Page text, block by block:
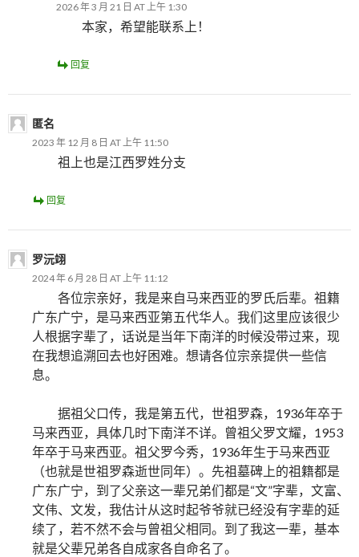
2026 年 3 月 21 日 AT 上午 1:30
本家，希望能联系上！
回复
匿名
2023 年 12 月 8 日 AT 上午 11:50
祖上也是江西罗姓分支
回复
罗沅翊
2024 年 6 月 28 日 AT 上午 11:12
各位宗亲好，我是来自马来西亚的罗氏后辈。祖籍
广东广宁，是马来西亚第五代华人。我们这里应该很少
人根据字辈了，话说是当年下南洋的时候没带过来，现
在我想追溯回去也好困难。想请各位宗亲提供一些信
息。
据祖父口传，我是第五代，世祖罗森，1936年卒于
马来西亚，具体几时下南洋不详。曾祖父罗文耀，1953
年卒于马来西亚。祖父罗今秀，1936年生于马来西亚
（也就是世祖罗森逝世同年）。先祖墓碑上的祖籍都是
广东广宁，到了父亲这一辈兄弟们都是“文”字辈，文富、
文伟、文发，我估计从这时起爷爷就已经没有字辈的延
续了，若不然不会与曾祖父相同。到了我这一辈，基本
就是父辈兄弟各自成家各自命名了。